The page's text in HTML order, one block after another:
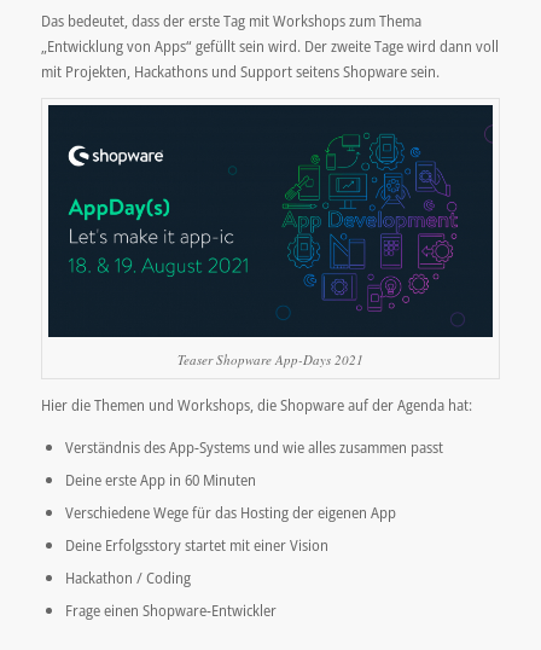
Das bedeutet, dass der erste Tag mit Workshops zum Thema
„Entwicklung von Apps“ gefüllt sein wird. Der zweite Tage wird dann voll
mit Projekten, Hackathons und Support seitens Shopware sein.
Teaser Shopware App-Days 2021
Hier die Themen und Workshops, die Shopware auf der Agenda hat:
Verständnis des App-Systems und wie alles zusammen passt
Deine erste App in 60 Minuten
Verschiedene Wege für das Hosting der eigenen App
Deine Erfolgsstory startet mit einer Vision
Hackathon / Coding
Frage einen Shopware-Entwickler